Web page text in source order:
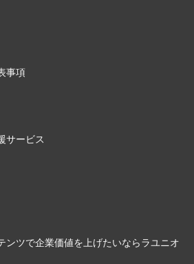
事項
サービス
ンツで企業価値を上げたいならラユニオ